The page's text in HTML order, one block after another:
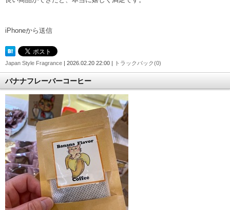
iPhoneから送信
Japan Style Fragrance | 2026.02.20 22:00 | トラックバック(0)
バナナフレーバーコーヒー